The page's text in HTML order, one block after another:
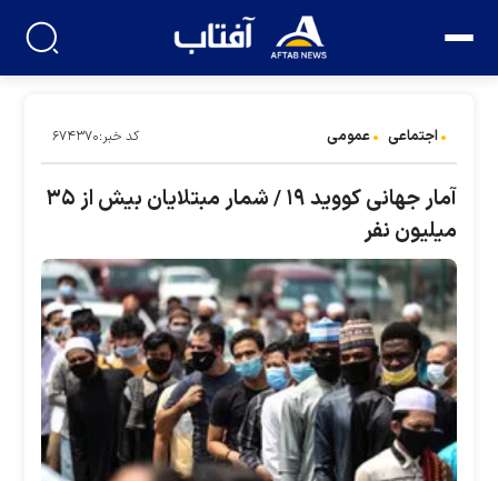
اجتماعی عمومی کد خبر:۶۷۴۳۷۰
آمار جهانی کووید ۱۹ / شمار مبتلایان بیش از ۳۵
میلیون نفر